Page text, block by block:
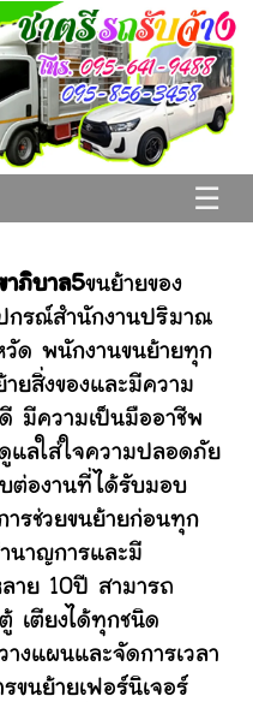
☰
าภิบาล5ขนย้ายของ
กรณ์สำนักงานปริมาณ
วัด พนักงานขนย้ายทุก
ยสิ่งของและมีความ
มีความเป็นมืออาชีพ
แลใส่ใจความปลอดภัย
ต่องานที่ได้รับมอบ
รช่วยขนย้ายก่อนทุก
นาญการและมี
าย 10ปี สามารถ
เตียงได้ทุกชนิด
างแผนและจัดการเวลา
ขนย้ายเฟอร์นิเจอร์